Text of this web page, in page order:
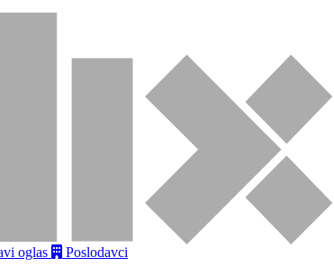
oglas Poslodavci